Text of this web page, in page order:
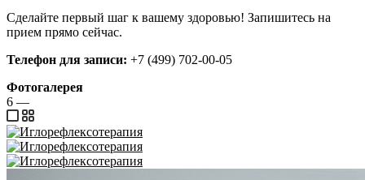
Сделайте первый шаг к вашему здоровью! Запишитесь на
прием прямо сейчас.
Телефон для записи: +7 (499) 702-00-05
Фотогалерея
6 —